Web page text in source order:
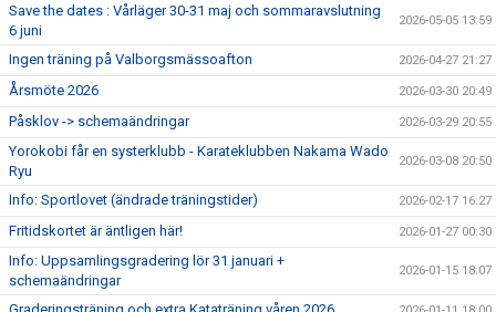
Save the dates : Vårläger 30-31 maj och sommaravslutning
6 juni
2026-05-05 13:59
Ingen träning på Valborgsmässoafton 2026-04-27 21:27
Årsmöte 2026 2026-03-30 20:49
Påsklov -> schemaändringar 2026-03-29 20:55
Yorokobi får en systerklubb - Karateklubben Nakama Wado
Ryu
2026-03-08 20:50
Info: Sportlovet (ändrade träningstider) 2026-02-17 16:27
Fritidskortet är äntligen här! 2026-01-27 00:30
Info: Uppsamlingsgradering lör 31 januari +
schemaändringar
2026-01-15 18:07